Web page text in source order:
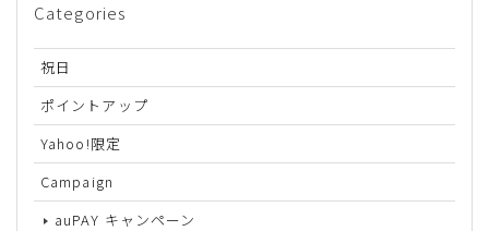
Categories
祝日
ポイントアップ
Yahoo!限定
Campaign
auPAY キャンペーン